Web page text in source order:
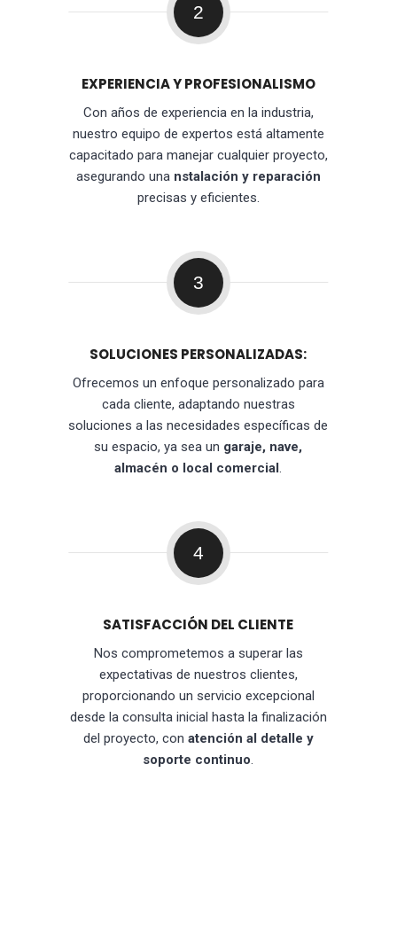
2
EXPERIENCIA Y PROFESIONALISMO
Con años de experiencia en la industria,
nuestro equipo de expertos está altamente
capacitado para manejar cualquier proyecto,
asegurando una nstalación y reparación
precisas y eficientes.
3
SOLUCIONES PERSONALIZADAS:
Ofrecemos un enfoque personalizado para
cada cliente, adaptando nuestras
soluciones a las necesidades específicas de
su espacio, ya sea un garaje, nave,
almacén o local comercial.
4
SATISFACCIÓN DEL CLIENTE
Nos comprometemos a superar las
expectativas de nuestros clientes,
proporcionando un servicio excepcional
desde la consulta inicial hasta la finalización
del proyecto, con atención al detalle y
soporte continuo.